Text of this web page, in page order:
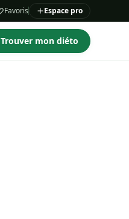
Favoris Espace pro
Trouver mon diéto